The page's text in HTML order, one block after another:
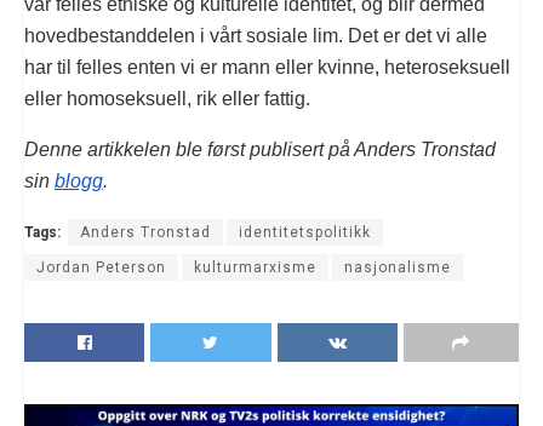
vår felles etniske og kulturelle identitet, og blir dermed
hovedbestanddelen i vårt sosiale lim. Det er det vi alle
har til felles enten vi er mann eller kvinne, heteroseksuell
eller homoseksuell, rik eller fattig.
Denne artikkelen ble først publisert på Anders Tronstad
sin blogg.
Tags: Anders Tronstad identitetspolitikk
Jordan Peterson kulturmarxisme nasjonalisme